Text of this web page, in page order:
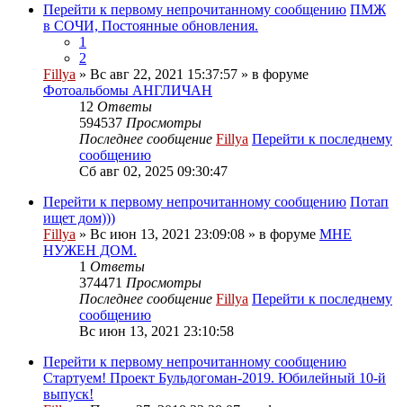
Перейти к первому непрочитанному сообщению ПМЖ
в СОЧИ, Постоянные обновления.
1
2
Fillya » Вс авг 22, 2021 15:37:57 » в форуме
Фотоальбомы АНГЛИЧАН
12 Ответы
594537 Просмотры
Последнее сообщение Fillya Перейти к последнему
сообщению
Сб авг 02, 2025 09:30:47
Перейти к первому непрочитанному сообщению Потап
ищет дом)))
Fillya » Вс июн 13, 2021 23:09:08 » в форуме МНЕ
НУЖЕН ДОМ.
1 Ответы
374471 Просмотры
Последнее сообщение Fillya Перейти к последнему
сообщению
Вс июн 13, 2021 23:10:58
Перейти к первому непрочитанному сообщению
Стартуем! Проект Бульдогоман-2019. Юбилейный 10-й
выпуск!